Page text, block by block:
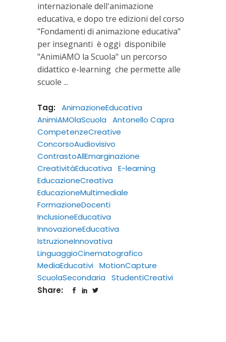
internazionale dell'animazione
educativa, e dopo tre edizioni del corso
"Fondamenti di animazione educativa"
per insegnanti è oggi disponibile
"AnimiAMO la Scuola" un percorso
didattico e-learning che permette alle
scuole
Tag:
AnimazioneEducativa
AnimiAMOlaScuola
Antonello Capra
CompetenzeCreative
ConcorsoAudiovisivo
ContrastoAllEmarginazione
CreativitàEducativa
E-learning
EducazioneCreativa
EducazioneMultimediale
FormazioneDocenti
InclusioneEducativa
InnovazioneEducativa
IstruzioneInnovativa
LinguaggioCinematografico
MediaEducativi MotionCapture
ScuolaSecondaria
StudentiCreativi
Share: